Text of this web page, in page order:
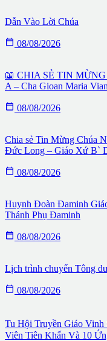
Dẫn Vào Lời Chúa
 08/08/2026
📖 CHIA SẺ TIN MỪNG
A – Cha Gioan Maria
 08/08/2026
Chia sẻ Tin Mừng Chúa
Đức Long – Giáo Xứ B`
 08/08/2026
Huynh Đoàn Đaminh
Thánh Phụ Đaminh
 08/08/2026
Lịch trình chuyến Tông
 08/08/2026
Tu Hội Truyền Giáo
Viên Tiên Khấn Và 10